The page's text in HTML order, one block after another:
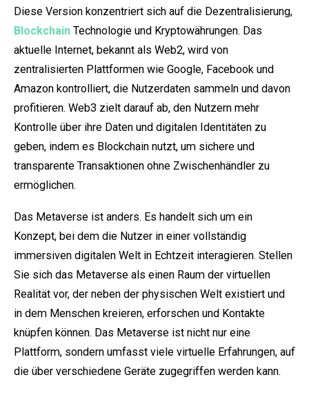
Diese Version konzentriert sich auf die Dezentralisierung,
Blockchain Technologie und Kryptowährungen. Das
aktuelle Internet, bekannt als Web2, wird von
zentralisierten Plattformen wie Google, Facebook und
Amazon kontrolliert, die Nutzerdaten sammeln und davon
profitieren. Web3 zielt darauf ab, den Nutzern mehr
Kontrolle über ihre Daten und digitalen Identitäten zu
geben, indem es Blockchain nutzt, um sichere und
transparente Transaktionen ohne Zwischenhändler zu
ermöglichen.
Das Metaverse ist anders. Es handelt sich um ein
Konzept, bei dem die Nutzer in einer vollständig
immersiven digitalen Welt in Echtzeit interagieren. Stellen
Sie sich das Metaverse als einen Raum der virtuellen
Realität vor, der neben der physischen Welt existiert und
in dem Menschen kreieren, erforschen und Kontakte
knüpfen können. Das Metaverse ist nicht nur eine
Plattform, sondern umfasst viele virtuelle Erfahrungen, auf
die über verschiedene Geräte zugegriffen werden kann.